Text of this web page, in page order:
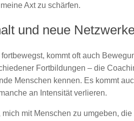
meine Axt zu schärfen.
und neue
kommt oft auch
Fortbildungen – die
Menschen kennen. Es kommt
an Intensität verlieren.
mich mit Menschen zu umgeben,